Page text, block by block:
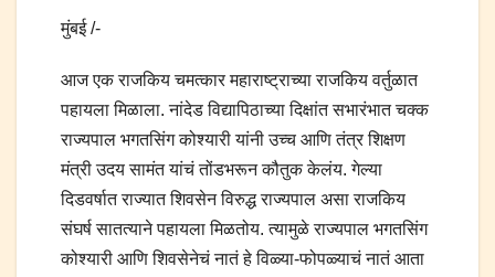
मुंबई /-
आज एक राजकिय चमत्कार महाराष्ट्राच्या राजकिय वर्तुळात
पहायला मिळाला. नांदेड विद्यापिठाच्या दिक्षांत सभारंभात चक्क
राज्यपाल भगतसिंग कोश्यारी यांनी उच्च आणि तंत्र शिक्षण
मंत्री उदय सामंत यांचं तोंडभरून कौतुक केलंय. गेल्या
दिडवर्षात राज्यात शिवसेन विरुद्ध राज्यपाल असा राजकिय
संघर्ष सातत्याने पहायला मिळतोय. त्यामुळे राज्यपाल भगतसिंग
कोश्यारी आणि शिवसेनेचं नातं हे विळ्या-फोपळ्याचं नातं आता